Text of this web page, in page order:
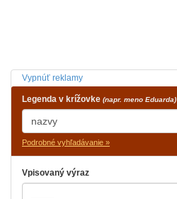
Vypnúť reklamy
Legenda v krížovke (napr. meno Eduarda)
Podrobné vyhľadávanie »
Vpisovaný výraz